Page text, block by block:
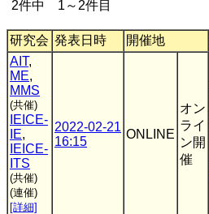
2件中 1～2件目
研究会 発表日時 開催地
AIT,
ME,
MMS
(共催)
IEICE-
IE,
IEICE-
ITS
(共催)
(連催)
[詳細]
2022-02-21
16:15
ONLINE
オン
ライ
ン開
催